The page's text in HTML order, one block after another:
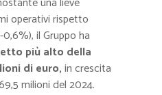
operativi rispetto
il Gruppo ha
più alto della
di euro,in crescita
milioni del 2024.